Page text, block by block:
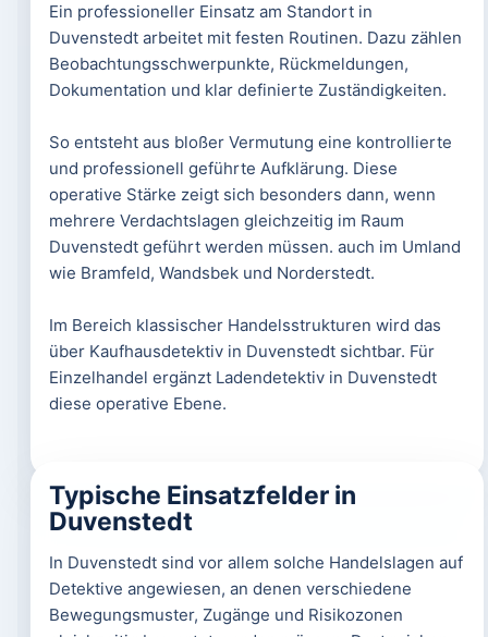
Ein professioneller Einsatz am Standort in
Duvenstedt arbeitet mit festen Routinen. Dazu zählen
Beobachtungsschwerpunkte, Rückmeldungen,
Dokumentation und klar definierte Zuständigkeiten.
So entsteht aus bloßer Vermutung eine kontrollierte
und professionell geführte Aufklärung. Diese
operative Stärke zeigt sich besonders dann, wenn
mehrere Verdachtslagen gleichzeitig im Raum
Duvenstedt geführt werden müssen. auch im Umland
wie Bramfeld, Wandsbek und Norderstedt.
Im Bereich klassischer Handelsstrukturen wird das
über Kaufhausdetektiv in Duvenstedt sichtbar. Für
Einzelhandel ergänzt Ladendetektiv in Duvenstedt
diese operative Ebene.
Typische Einsatzfelder in
Duvenstedt
In Duvenstedt sind vor allem solche Handelslagen auf
Detektive angewiesen, an denen verschiedene
Bewegungsmuster, Zugänge und Risikozonen